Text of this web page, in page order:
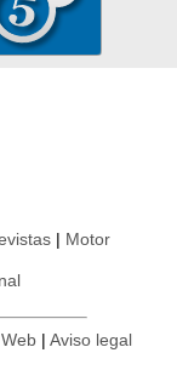
Motor
Aviso legal